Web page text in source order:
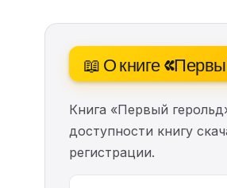
📖 О книге
Книга «Первый
доступности книгу
регистрации.